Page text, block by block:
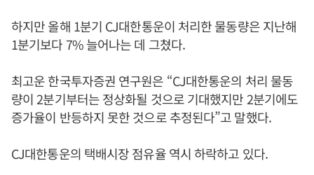
하지만 올해 1분기 CJ대한통운이 처리한 물동량은 지난해
1분기보다 7% 늘어나는 데 그쳤다.
최고운 한국투자증권 연구원은 “CJ대한통운의 처리 물동
량이 2분기부터는 정상화될 것으로 기대했지만 2분기에도
증가율이 반등하지 못한 것으로 추정된다”고 말했다.
CJ대한통운의 택배시장 점유율 역시 하락하고 있다.